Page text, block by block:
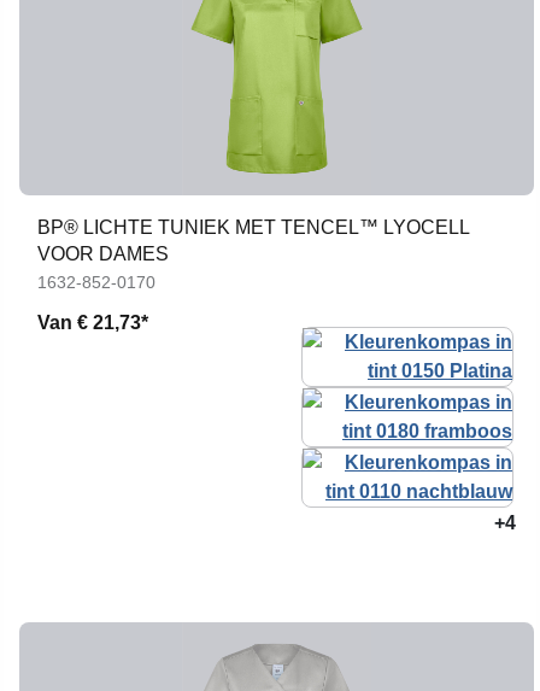
BP® LICHTE TUNIEK MET TENCEL™ LYOCELL
VOOR DAMES
1632-852-0170
Van € 21,73*
+4